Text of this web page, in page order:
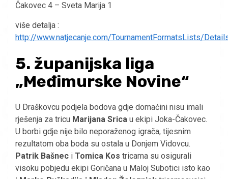
Čakovec 4 – Sveta Marija 1
više detalja :
http://www.natjecanje.com/TournamentFormatsLists/
5. županijska liga
„Međimurske Novine“
U Draškovcu podjela bodova gdje domaćini nisu imali
rješenja za tricu Marijana Srica u ekipi Joka-Čakovec.
U borbi gdje nije bilo neporaženog igrača, tijesnim
rezultatom oba boda su ostala u Donjem Vidovcu.
Patrik Bašnec i Tomica Kos tricama su osigurali
visoku pobjedu ekipi Goričana u Maloj Subotici isto kao